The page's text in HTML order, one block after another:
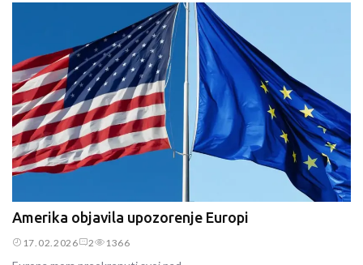
Amerika objavila upozorenje Europi
17.02.2026 2 1366